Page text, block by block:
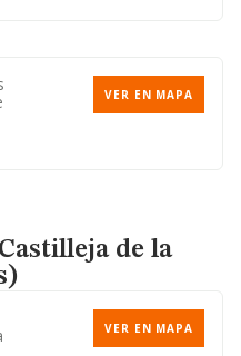
VER EN MAPA
de la
VER EN MAPA